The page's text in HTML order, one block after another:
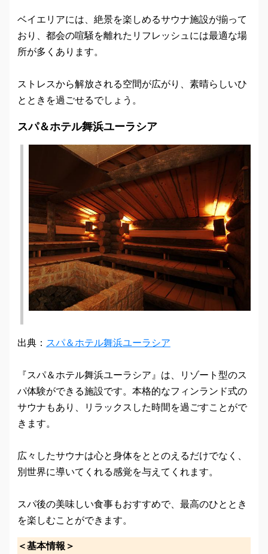
ベイエリアには、絶景を楽しめるサウナ施設が揃って
おり、都会の喧騒を離れたリフレッシュには最適な場
所が多くあります。
ストレスから解放される空間が広がり、素晴らしいひ
とときを過ごせるでしょう。
スパ＆ホテル舞浜ユーラシア
出典： スパ＆ホテル舞浜ユーラシア
『スパ＆ホテル舞浜ユーラシア』は、リゾート型のス
パ体験ができる施設です。本格的なフィンランド式の
サウナもあり、リラックスした時間を過ごすことがで
きます。
広々したサウナは心と身体をととのえるだけでなく、
別世界に導いてくれる感覚を与えてくれます。
スパ後の美味しい食事もおすすめで、最高のひととき
を楽しむことができます。
＜基本情報＞